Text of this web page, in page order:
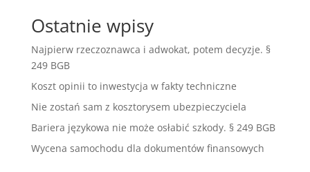
Ostatnie wpisy
Najpierw rzeczoznawca i adwokat, potem decyzje. §
249 BGB
Koszt opinii to inwestycja w fakty techniczne
Nie zostań sam z kosztorysem ubezpieczyciela
Bariera językowa nie może osłabić szkody. § 249 BGB
Wycena samochodu dla dokumentów finansowych